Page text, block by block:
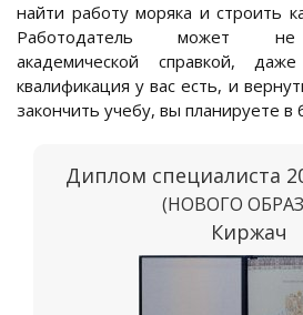
найти работу моряка и строить
Работодатель может не
академической справкой,
квалификация у вас есть, и
закончить учебу, вы планируете
Диплом специалиста
(НОВОГО
Киржач